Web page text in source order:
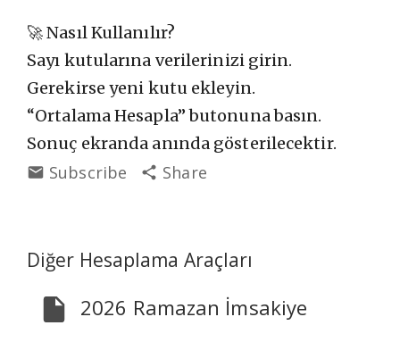
🚀 Nasıl Kullanılır?
Sayı kutularına verilerinizi girin.
Gerekirse yeni kutu ekleyin.
“Ortalama Hesapla” butonuna basın.
Sonuç ekranda anında gösterilecektir.
Subscribe Share
Diğer Hesaplama Araçları
2026 Ramazan İmsakiye